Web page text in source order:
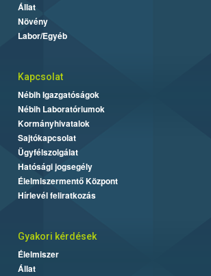
Állat
Növény
Labor/Egyéb
Kapcsolat
Nébih Igazgatóságok
Nébih Laboratóriumok
Kormányhivatalok
Sajtókapcsolat
Ügyfélszolgálat
Hatósági jogsegély
Élelmiszermentő Központ
Hírlevél feliratkozás
Gyakori kérdések
Élelmiszer
Állat